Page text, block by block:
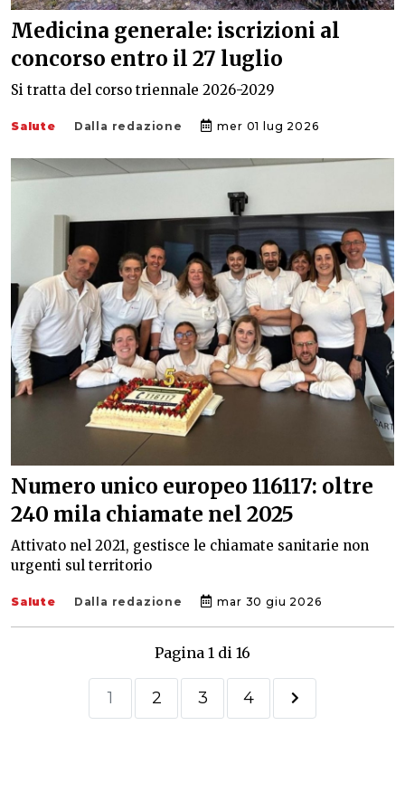
Medicina generale: iscrizioni al
concorso entro il 27 luglio
Si tratta del corso triennale 2026-2029
Salute Dalla redazione mer 01 lug 2026
Numero unico europeo 116117: oltre
240 mila chiamate nel 2025
Attivato nel 2021, gestisce le chiamate sanitarie non
urgenti sul territorio
Salute Dalla redazione mar 30 giu 2026
Pagina 1 di 16
1 2 3 4